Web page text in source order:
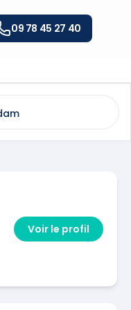
09 78 45 27 40
L'Isle-Adam
Voir le profil